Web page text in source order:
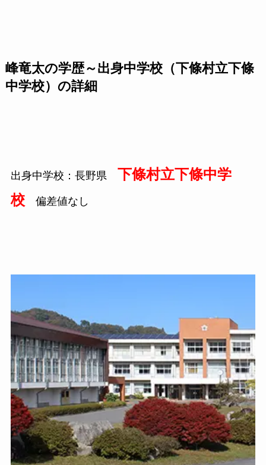
峰竜太の学歴～出身中学校（下條村立下條
中学校）の詳細
出身中学校：長野県 下條村立下條中学
校偏差値なし